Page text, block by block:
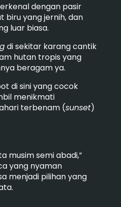
dengan pasir
biru yang jernih, dan
luar biasa.
di sekitar karang cantik
hutan tropis yang
beragam ya.
di sini yang cocok
menikmati
terbenam (sunset)
musim semi abadi,”
yang nyaman
menjadi pilihan yang